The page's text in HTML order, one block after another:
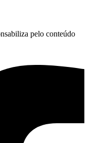
pelo conteúdo